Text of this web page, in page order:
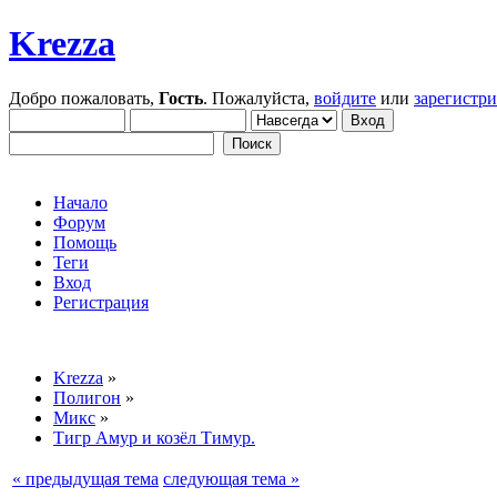
Krezza
Добро пожаловать, Гость. Пожалуйста, войдите или
Начало
Форум
Помощь
Теги
Вход
Регистрация
Krezza »
Полигон »
Микс »
Тигр Амур и козёл Тимур.
« предыдущая тема следующая тема »